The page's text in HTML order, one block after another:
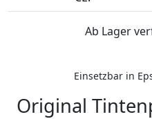
Ab Lager
Einsetzbar in
Original